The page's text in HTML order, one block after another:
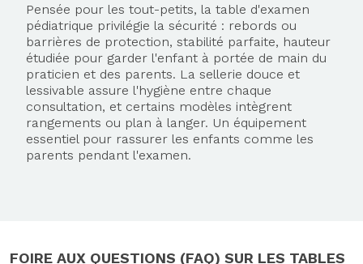
Pensée pour les tout-petits, la table d'examen
pédiatrique privilégie la sécurité : rebords ou
barrières de protection, stabilité parfaite, hauteur
étudiée pour garder l'enfant à portée de main du
praticien et des parents. La sellerie douce et
lessivable assure l'hygiène entre chaque
consultation, et certains modèles intègrent
rangements ou plan à langer. Un équipement
essentiel pour rassurer les enfants comme les
parents pendant l'examen.
FOIRE AUX QUESTIONS (FAQ) SUR LES TABLES